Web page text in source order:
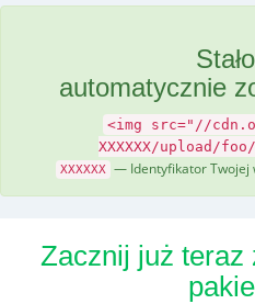
automatycznie
<img src="//
XXXXXX/upload/
XXXXXX — Identyfikator Twojej
Zacznij już teraz